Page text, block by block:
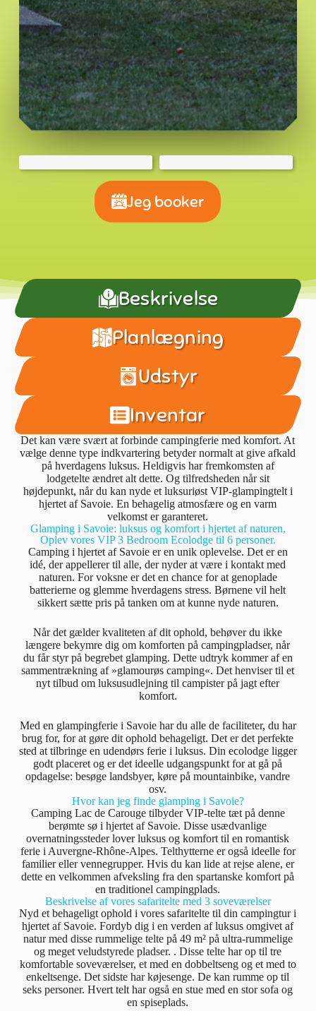
Jeg booker
Beskrivelse
Planlægning
Udstyr
Inventar
Det kan være svært at forbinde campingferie med komfort. At
vælge denne type indkvartering betyder normalt at give afkald
på hverdagens luksus. Heldigvis har fremkomsten af
lodgetelte ændret alt dette. Og tilfredsheden når sit
højdepunkt, når du kan nyde et luksuriøst VIP-glampingtelt i
hjertet af Savoie. En behagelig atmosfære og en varm
velkomst er garanteret.
Glamping i Savoie: luksus og komfort i hjertet af naturen,
Oplev vores VIP 3 Bedroom Ecolodge til 6 personer.
Camping i hjertet af Savoie er en unik oplevelse. Det er en
idé, der appellerer til alle, der nyder at være i kontakt med
naturen. For voksne er det en chance for at genoplade
batterierne og glemme hverdagens stress. Børnene vil helt
sikkert sætte pris på tanken om at kunne nyde naturen.
Når det gælder kvaliteten af dit ophold, behøver du ikke
længere bekymre dig om komforten på campingpladser, når
du får styr på begrebet glamping. Dette udtryk kommer af en
sammentrækning af »glamourøs camping«. Det henviser til et
nyt tilbud om luksusudlejning til campister på jagt efter
komfort.
Med en glampingferie i Savoie har du alle de faciliteter, du har
brug for, for at gøre dit ophold behageligt. Det er det perfekte
sted at tilbringe en udendørs ferie i luksus. Din ecolodge ligger
godt placeret og er det ideelle udgangspunkt for at gå på
opdagelse: besøge landsbyer, køre på mountainbike, vandre
osv.
Hvor kan jeg finde glamping i Savoie?
Camping Lac de Carouge tilbyder VIP-telte tæt på denne
berømte sø i hjertet af Savoie. Disse usædvanlige
overnatningssteder lover luksus og komfort til en romantisk
ferie i Auvergne-Rhône-Alpes. Telthytterne er også ideelle for
familier eller vennegrupper. Hvis du kan lide at rejse alene, er
dette en velkommen afveksling fra den spartanske komfort på
en traditionel campingplads.
Beskrivelse af vores safaritelte med 3 soveværelser
Nyd et behageligt ophold i vores safaritelte til din campingtur i
hjertet af Savoie. Fordyb dig i en verden af ​​luksus omgivet af
natur med disse rummelige telte på 49 m² på ultra-rummelige
og meget veludstyrede pladser. . Disse telte har op til tre
komfortable soveværelser, et med en dobbeltseng og et med to
enkeltsenge. Det sidste har køjesenge. De kan rumme op til
seks personer. Hvert telt har også en stue med en stor sofa og
en spiseplads.